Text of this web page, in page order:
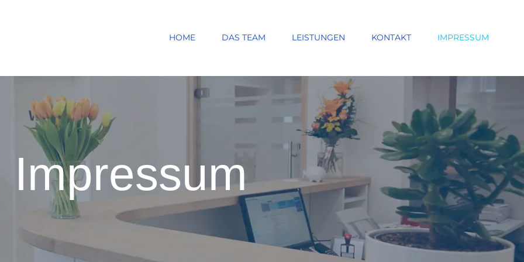
HOME DAS TEAM LEISTUNGEN KONTAKT IMPRESSUM
Impressum